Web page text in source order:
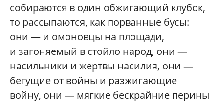
собираются в один обжигающий клубок,
то рассыпаются, как порванные бусы:
они — и омоновцы на площади,
и загоняемый в стойло народ, они —
насильники и жертвы насилия, они —
бегущие от войны и разжигающие
войну, они — мягкие бескрайние перины